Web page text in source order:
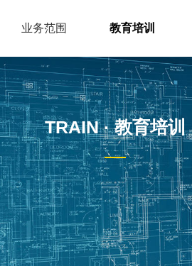
关怀 企业文化
业务范围
基于BIM的项目解决方案
教育培训
试培训课程 企业定制课程
团队 技术成员
道路 桥梁 铁路
资讯
招聘
TRAIN · 教育培训